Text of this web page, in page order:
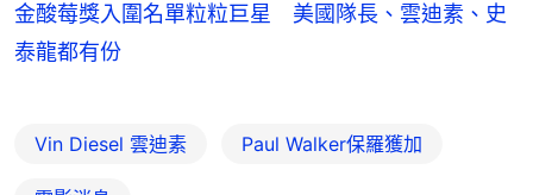
金酸莓獎入圍名單粒粒巨星 美國隊長、雲迪素、史
泰龍都有份
Vin Diesel 雲迪素 Paul Walker保羅獲加